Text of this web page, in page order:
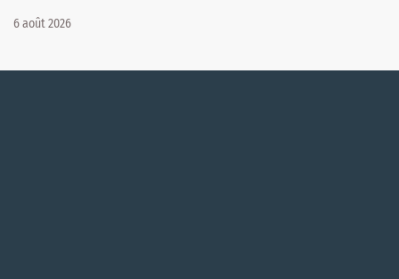
6 août 2026